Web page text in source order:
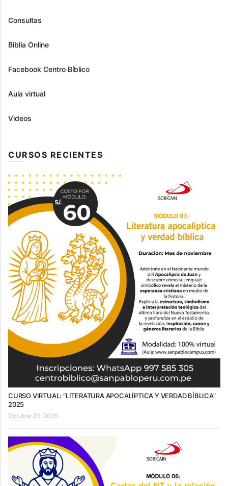
Consultas
Biblia Online
Facebook Centro Bíblico
Aula virtual
Videos
CURSOS RECIENTES
CURSO VIRTUAL: “LITERATURA APOCALÍPTICA Y VERDAD BÍBLICA”
2025
Octubre 20, 2025